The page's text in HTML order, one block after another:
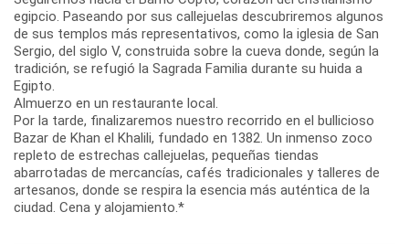
egipcio. Paseando por sus callejuelas descubriremos algunos
de sus templos más representativos, como la iglesia de San
Sergio, del siglo V, construida sobre la cueva donde, según la
tradición, se refugió la Sagrada Familia durante su huida a
Egipto.
Almuerzo en un restaurante local.
Por la tarde, finalizaremos nuestro recorrido en el bullicioso
Bazar de Khan el Khalili, fundado en 1382. Un inmenso zoco
repleto de estrechas callejuelas, pequeñas tiendas
abarrotadas de mercancías, cafés tradicionales y talleres de
artesanos, donde se respira la esencia más auténtica de la
ciudad. Cena y alojamiento.*